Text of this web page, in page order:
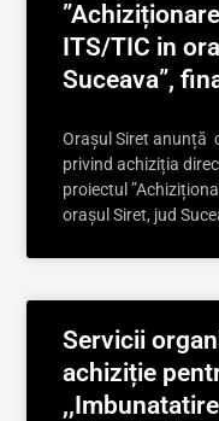
ITS/TIC in
Suceava”,
Orașul Siret anunță
privind achiziția
proiectul
orașul Siret, jud
Servicii
achiziție